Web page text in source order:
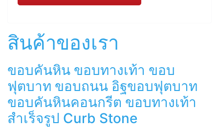
สินค้าของเรา
ขอบคันหิน ขอบทางเท้า ขอบ
ฟุตบาท ขอบถนน อิฐขอบฟุตบาท
ขอบคันหินคอนกรีต ขอบทางเท้า
สำเร็จรูป Curb Stone